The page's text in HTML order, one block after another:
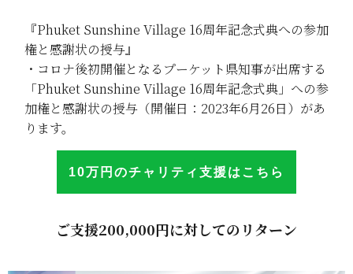
『Phuket Sunshine Village 16周年記念式典への参加
権と感謝状の授与』
・コロナ後初開催となるプーケット県知事が出席する
「Phuket Sunshine Village 16周年記念式典」への参
加権と感謝状の授与（開催日：2023年6月26日）があ
ります。
10万円のチャリテ ィ 支援はこち ら
ご支援200,000円に対してのリターン